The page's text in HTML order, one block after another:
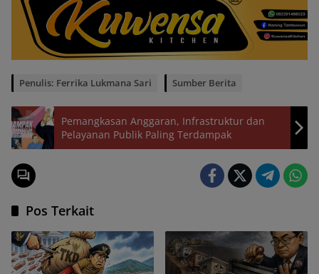
Penulis: Ferrika Lukmana Sari Sumber Berita
Pemangkasan Anggaran, Infrastruktur dan
Pelayanan Publik Paling Terdampak
Pos Terkait